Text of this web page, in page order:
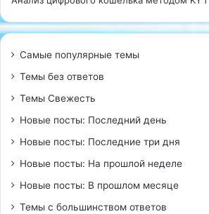
Самые популярные темы
Темы без ответов
Темы Свежесть
Новые посты: Последний день
Новые посты: Последние три дня
Новые посты: На прошлой неделе
Новые посты: В прошлом месяце
Темы с большинством ответов